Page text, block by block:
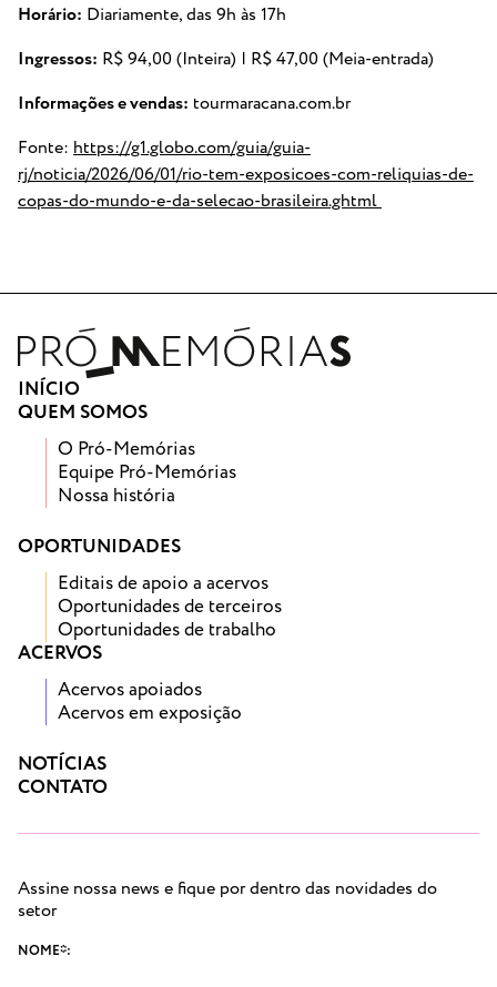
Horário: Diariamente, das 9h às 17h
Ingressos: R$ 94,00 (Inteira) | R$ 47,00 (Meia-entrada)
Informações e vendas: tourmaracana.com.br
Fonte: https://g1.globo.com/guia/guia-
rj/noticia/2026/06/01/rio-tem-exposicoes-com-reliquias-de-
copas-do-mundo-e-da-selecao-brasileira.ghtml
INÍCIO
QUEM SOMOS
O Pró-Memórias
Equipe Pró-Memórias
Nossa história
OPORTUNIDADES
Editais de apoio a acervos
Oportunidades de terceiros
Oportunidades de trabalho
ACERVOS
Acervos apoiados
Acervos em exposição
NOTÍCIAS
CONTATO
Assine nossa news e fique por dentro das novidades do
setor
NOME*: